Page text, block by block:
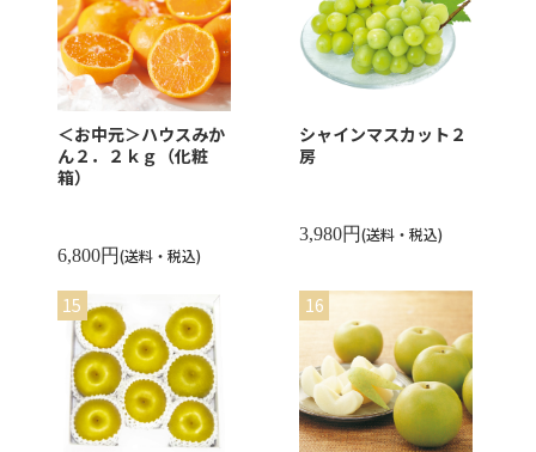
＜お中元＞ハウスみか
ん２．２ｋｇ（化粧
箱）
6,800円(送料・税込)
シャインマスカット２
房
3,980円(送料・税込)